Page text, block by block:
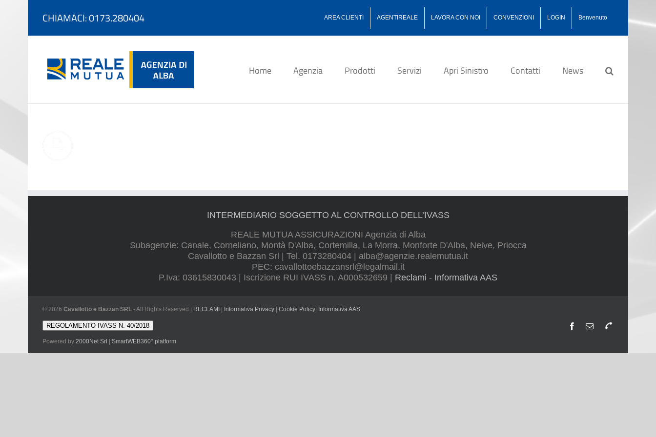
CHIAMACI: 0173.280404 AREA CLIENTI AGENTIREALE LAVORA CON NOI CONVENZIONI LOGIN Benvenuto
Home Agenzia Prodotti Servizi Apri Sinistro Contatti News
INTERMEDIARIO SOGGETTO AL CONTROLLO DELL’IVASS
REALE MUTUA ASSICURAZIONI Agenzia di Alba
Subagenzie: Canale, Corneliano, Montà D'Alba, Cortemilia, La Morra, Monforte D'Alba, Neive, Priocca
Cavallotto e Bazzan Srl | Tel. 0173280404 | alba@agenzie.realemutua.it
PEC: cavallottoebazzansrl@legalmail.it
P.Iva: 03615830043 | Iscrizione RUI IVASS n. A000532659 | Reclami - Informativa AAS
© 2026 Cavallotto e Bazzan SRL - All Rights Reserved | RECLAMI Informativa Privacy Cookie Policy Informativa AAS
REGOLAMENTO IVASS N. 40/2018
Powered by 2000Net Srl SmartWEB360° platform
Facebook
EmailTelefono